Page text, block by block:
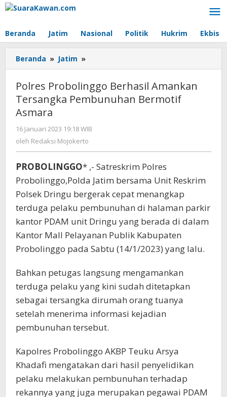
Lewati
Beranda Jatim Nasional Politik Hukrim Ekbis
Beranda » Jatim »
Probolinggo
Amankan
Tersangka
Asmara
Polres Probolinggo Berhasil Amankan
Tersangka Pembunuhan Bermotif
Asmara
16 Januari 2023 19:18 WIB
oleh Redaksi Mojokerto
PROBOLINGGO* ,- Satreskrim Polres
Probolinggo,Polda Jatim bersama Unit Reskrim
Polsek Dringu bergerak cepat menangkap
terduga pelaku pembunuhan di halaman parkir
kantor PDAM unit Dringu yang berada di dalam
Kantor Mall Pelayanan Publik Kabupaten
Probolinggo pada Sabtu (14/1/2023) yang lalu.
Bahkan petugas langsung mengamankan
terduga pelaku yang kini sudah ditetapkan
sebagai tersangka dirumah orang tuanya
setelah menerima informasi kejadian
pembunuhan tersebut.
Kapolres Probolinggo AKBP Teuku Arsya
Khadafi mengatakan dari hasil penyelidikan
pelaku melakukan pembunuhan terhadap
rekannya yang juga merupakan pegawai PDAM